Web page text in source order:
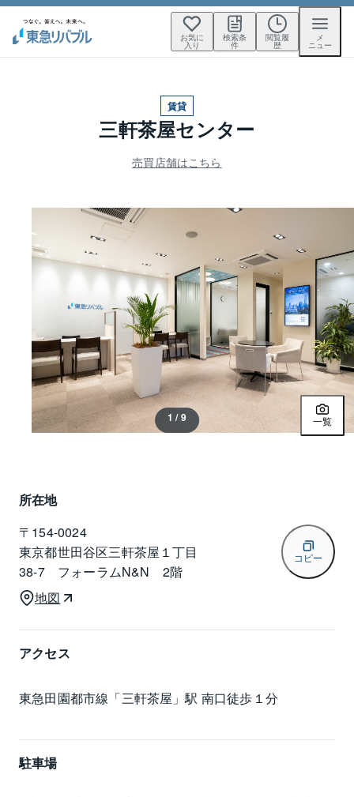
お気に
入り
検索条
件
閲覧履
歴
メ
ニュー
賃貸
三軒茶屋センター
売買店舗はこちら
1 / 9 一覧
所在地
〒 154-0024
東京都世田谷区三軒茶屋１丁目
38-7 フォーラムN&N 2階
コピー
地図
アクセス
東急田園都市線「三軒茶屋」駅 南口徒歩１分
駐車場